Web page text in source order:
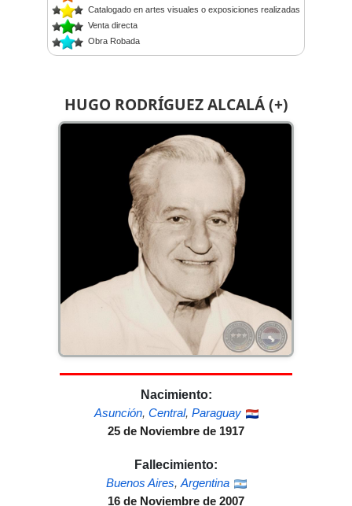
HUGO RODRÍGUEZ ALCALÁ (+)
Nacimiento:
Asunción, Central, Paraguay
25 de Noviembre de 1917
Fallecimiento:
Buenos Aires, Argentina
16 de Noviembre de 2007
Catalogado en artes visuales o exposiciones realizadas
Venta directa
Obra Robada